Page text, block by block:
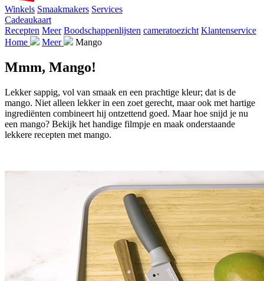
Winkels Smaakmakers Services
Cadeaukaart
Recepten Meer Boodschappenlijsten cameratoezicht Klantenservice
Home
Meer Mango
Mmm, Mango!
Lekker sappig, vol van smaak en een prachtige kleur; dat is de
mango. Niet alleen lekker in een zoet gerecht, maar ook met hartige
ingrediënten combineert hij ontzettend goed. Maar hoe snijd je nu
een mango? Bekijk het handige filmpje en maak onderstaande
lekkere recepten met mango.